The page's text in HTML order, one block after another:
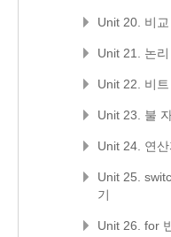
Unit 20. 비
Unit 21. 논
Unit 22. 비
Unit 23. 불
Unit 24. 연
Unit 25.
기
Unit 26. for